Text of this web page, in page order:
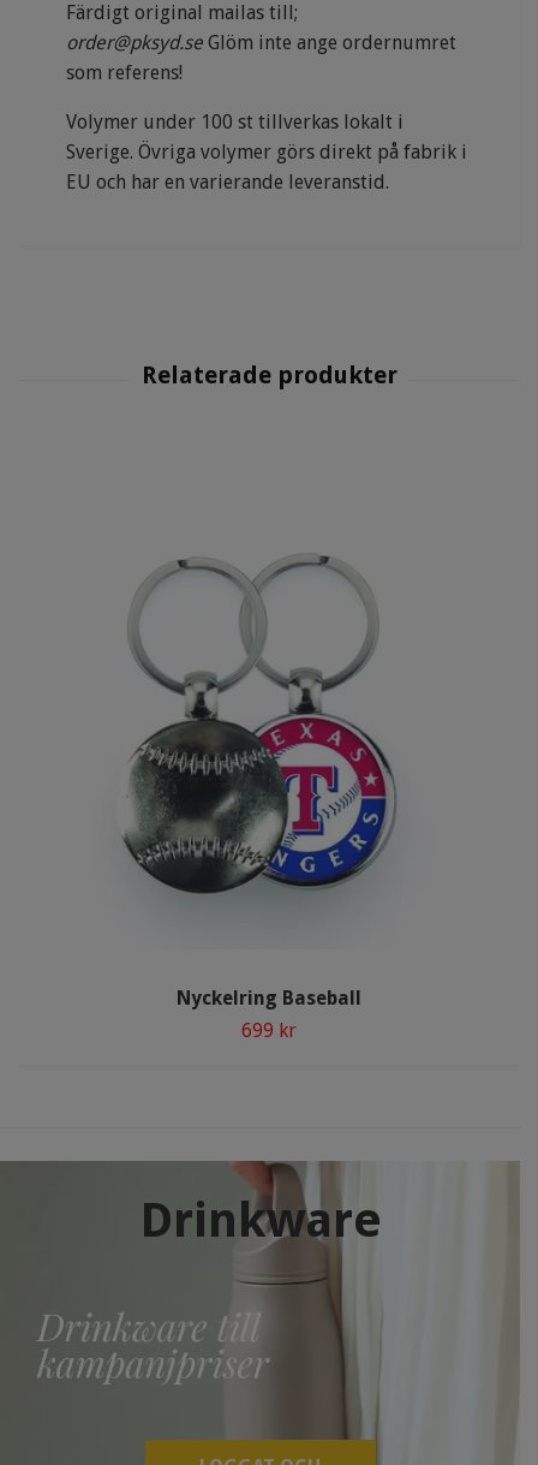
Drinkware
Färdigt original mailas till;
order@pksyd.se Glöm inte ange ordernumret
som referens!
Volymer under 100 st tillverkas lokalt i
Sverige. Övriga volymer görs direkt på fabrik i
EU och har en varierande leveranstid.
Nyckelring Baseball
699 kr